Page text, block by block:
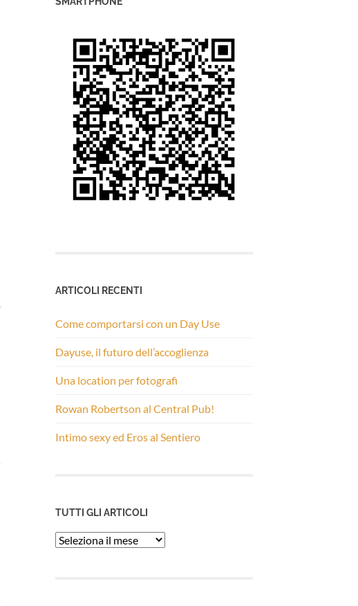
ARTICOLI RECENTI
Come comportarsi con un Day Use
Dayuse, il futuro dell’accoglienza
Una location per fotografi
Rowan Robertson al Central Pub!
Intimo sexy ed Eros al Sentiero
TUTTI GLI ARTICOLI
Tutti